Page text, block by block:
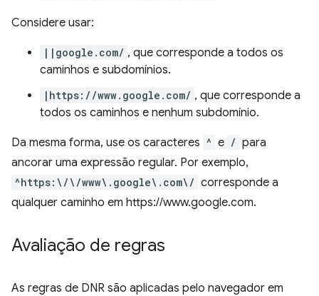
Considere usar:
||google.com/ , que corresponde a todos os
caminhos e subdomínios.
|https://www.google.com/ , que corresponde a
todos os caminhos e nenhum subdomínio.
Da mesma forma, use os caracteres ^ e / para
ancorar uma expressão regular. Por exemplo,
^https:\/\/www\.google\.com\/ corresponde a
qualquer caminho em https://www.google.com.
Avaliação de regras
As regras de DNR são aplicadas pelo navegador em